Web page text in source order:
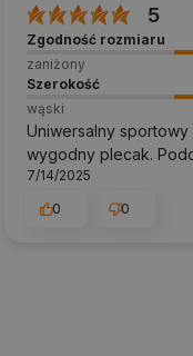
5
Zgodność rozmiaru
zaniżony
Szerokość
wąski
Uniwersalny
wygodny plecak.
7/14/2025
0
0